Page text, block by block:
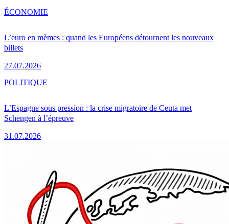
L’euro en mèmes : quand les Européens détournent les nouveaux
billets
27.07.2026
ÉCONOMIE
L’Espagne sous pression : la crise migratoire de Ceuta met
Schengen à l’épreuve
31.07.2026
POLITIQUE